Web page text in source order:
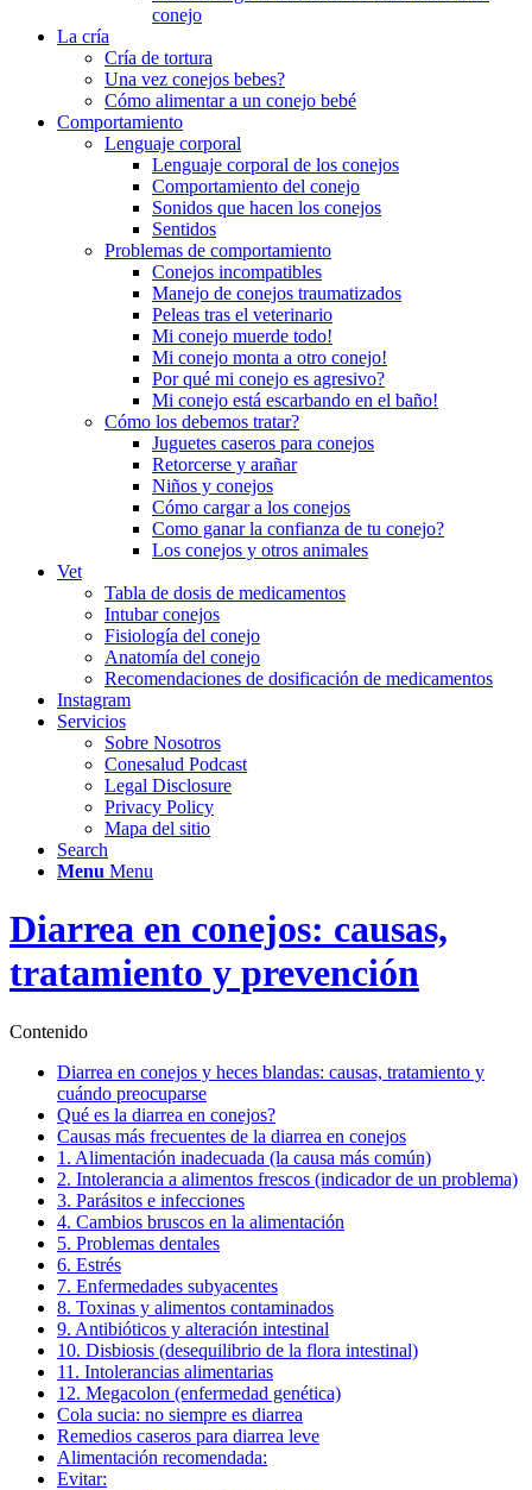
conejo
La cría
Cría de tortura
Una vez conejos bebes?
Cómo alimentar a un conejo bebé
Comportamiento
Lenguaje corporal
Lenguaje corporal de los conejos
Comportamiento del conejo
Sonidos que hacen los conejos
Sentidos
Problemas de comportamiento
Conejos incompatibles
Manejo de conejos traumatizados
Peleas tras el veterinario
Mi conejo muerde todo!
Mi conejo monta a otro conejo!
Por qué mi conejo es agresivo?
Mi conejo está escarbando en el baño!
Cómo los debemos tratar?
Juguetes caseros para conejos
Retorcerse y arañar
Niños y conejos
Cómo cargar a los conejos
Como ganar la confianza de tu conejo?
Los conejos y otros animales
Vet
Tabla de dosis de medicamentos
Intubar conejos
Fisiología del conejo
Anatomía del conejo
Recomendaciones de dosificación de medicamentos
Instagram
Servicios
Sobre Nosotros
Conesalud Podcast
Legal Disclosure
Privacy Policy
Mapa del sitio
Search
Menu Menu
Diarrea en conejos: causas,
tratamiento y prevención
Contenido
Diarrea en conejos y heces blandas: causas, tratamiento y
cuándo preocuparse
Qué es la diarrea en conejos?
Causas más frecuentes de la diarrea en conejos
1. Alimentación inadecuada (la causa más común)
2. Intolerancia a alimentos frescos (indicador de un problema)
3. Parásitos e infecciones
4. Cambios bruscos en la alimentación
5. Problemas dentales
6. Estrés
7. Enfermedades subyacentes
8. Toxinas y alimentos contaminados
9. Antibióticos y alteración intestinal
10. Disbiosis (desequilibrio de la flora intestinal)
11. Intolerancias alimentarias
12. Megacolon (enfermedad genética)
Cola sucia: no siempre es diarrea
Remedios caseros para diarrea leve
Alimentación recomendada:
Evitar: